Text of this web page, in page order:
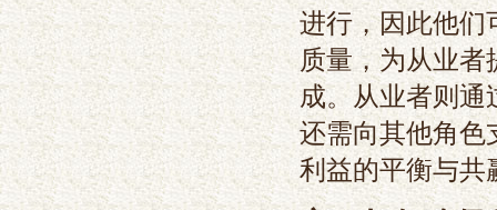
进行，因此他们
质量，为从业
成。从业者则
还需向其他角色
利益的平衡与共